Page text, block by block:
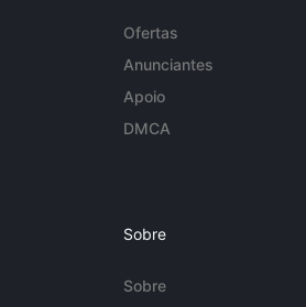
Ofertas
Anunciantes
Apoio
DMCA
Sobre
Sobre